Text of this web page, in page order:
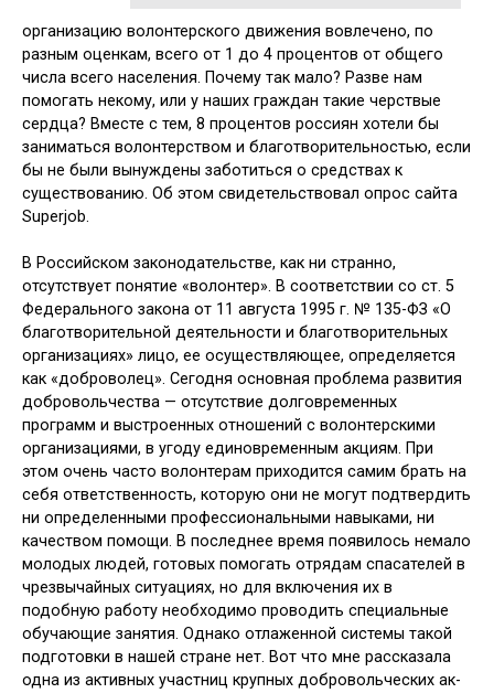
организацию волонтерского движения вовлечено, по
разным оценкам, всего от 1 до 4 процентов от общего
числа всего на­селения. Почему так мало? Разве нам
помогать некому, или у наших граж­дан такие черствые
сердца? Вместе с тем, 8 процентов россиян хотели бы
заниматься волонтерством и благо­творительностью, если
бы не были вынуждены заботиться о средствах к
существованию. Об этом свидетель­ствовал опрос сайта
Superjob.
В Российском законодательстве, как ни странно,
отсутствует понятие «волонтер». В соответствии со ст. 5
Фе­дерального закона от 11 августа 1995 г. № 135-ФЗ «О
благотворительной дея­тельности и благотворительных
орга­низациях» лицо, ее осуществляющее, определяется
как «доброволец». Се­годня основная проблема развития
добровольчества — отсутствие долго­временных
программ и выстроенных отношений с волонтерскими
организа­циями, в угоду единовременным акци­ям. При
этом очень часто волонтерам приходится самим брать на
себя ответ­ственность, которую они не могут под­твердить
ни определенными профес­сиональными навыками, ни
качеством помощи. В последнее время появилось немало
молодых людей, готовых помо­гать отрядам спасателей в
чрезвычай­ных ситуациях, но для включения их в
подобную работу необходимо прово­дить специальные
обучающие занятия. Однако отлаженной системы такой
подготовки в нашей стране нет. Вот что мне рассказала
одна из активных участниц крупных добровольческих ак­